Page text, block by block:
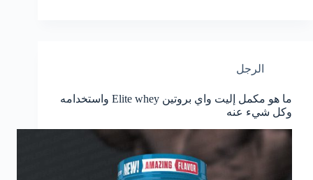
الرجل
ما هو مكمل إليت واي بروتين Elite whey واستخدامه
وكل شيء عنه